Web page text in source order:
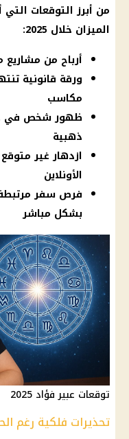
من أبرز التوقعات
الميزان خلال 2025:
أرباح من
ورقة قانونية
مكاسب
ظهور شخص في
ذهبية
ازدهار غير
الأونلاين
فرص سفر
بشكل مباشر
توقعات عبير فؤاد 2025
تحذيرات فلكية رغم